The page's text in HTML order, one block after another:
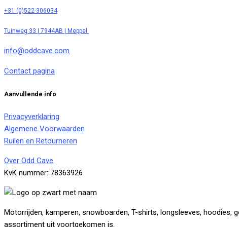
+31 (0)522-306034
Tuinweg 33 | 7944AB | Meppel
info@oddcave.com
Contact pagina
Aanvullende info
Privacyverklaring
Algemene Voorwaarden
Ruilen en Retourneren
Over Odd Cave
KvK nummer: 78363926
Motorrijden, kamperen, snowboarden, T-shirts, longsleeves, hoodies,
assortiment uit voortgekomen is.